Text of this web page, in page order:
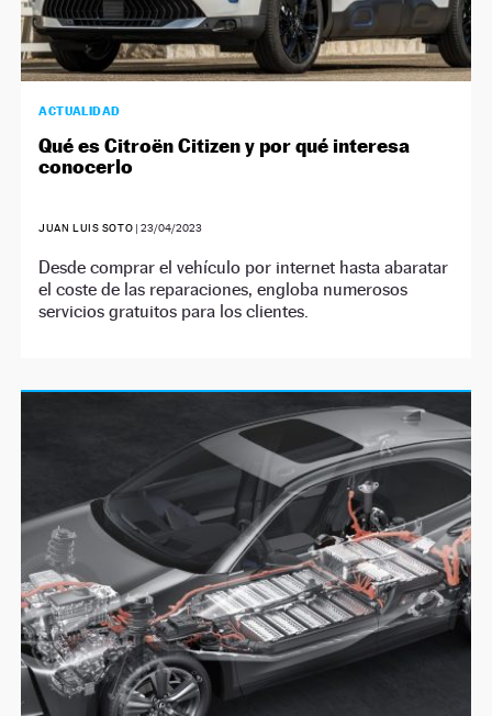
ACTUALIDAD
Qué es Citroën Citizen y por qué interesa
conocerlo
JUAN LUIS SOTO |23/04/2023
Desde comprar el vehículo por internet hasta abaratar
el coste de las reparaciones, engloba numerosos
servicios gratuitos para los clientes.